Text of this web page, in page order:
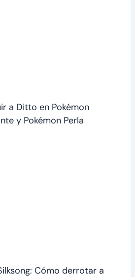
a Ditto en Pokémon
y Pokémon Perla
Cómo derrotar a